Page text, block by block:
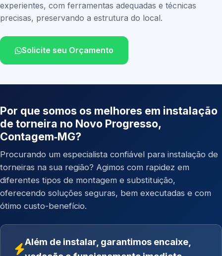
experientes, com ferramentas adequadas e técnicas
precisas, preservando a estrutura do local.
Solicite seu Orçamento
Por que somos os melhores em instalação
de torneira no Novo Progresso,
Contagem‑MG?
Procurando um especialista confiável para instalação de
torneiras na sua região? Agimos com rapidez em
diferentes tipos de montagem e substituição,
oferecendo soluções seguras, bem executadas e com
ótimo custo-benefício.
Além de instalar, garantimos encaixe,